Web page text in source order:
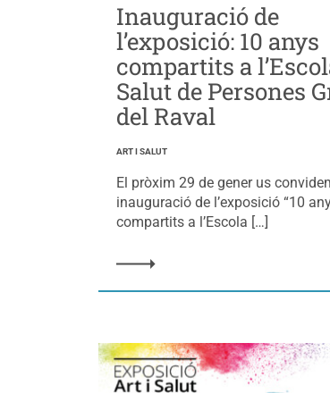
Inauguració de
l’exposició: 10 anys
compartits a
Salut de Persones
del Raval
ART I SALUT
El pròxim 29 de gener us
inauguració de l’exposició “10
compartits a l’Escola […]